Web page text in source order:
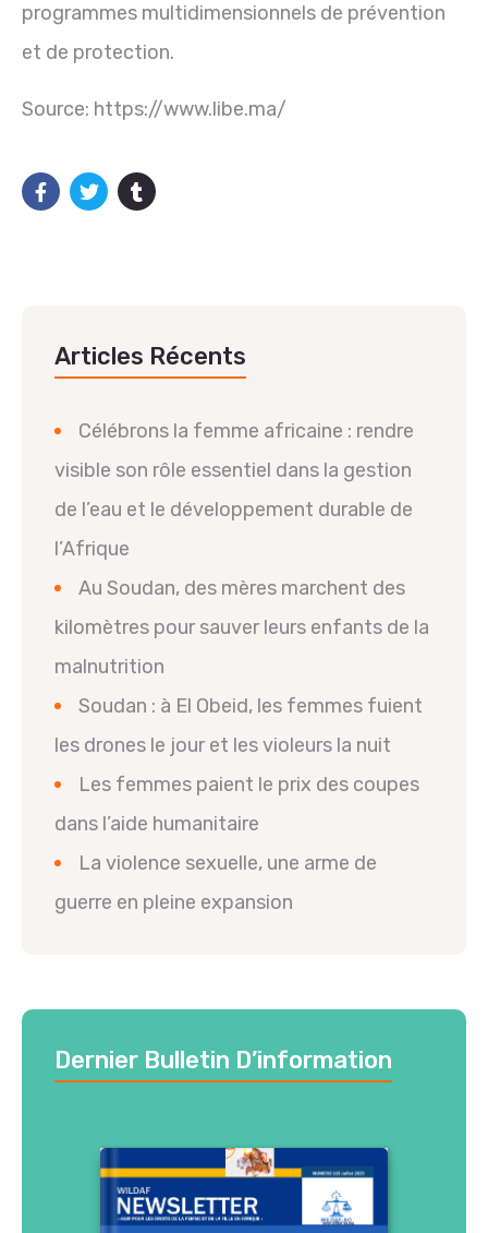
programmes multidimensionnels de prévention
et de protection.
Source: https://www.libe.ma/
Articles Récents
Célébrons la femme africaine : rendre
visible son rôle essentiel dans la gestion
de l’eau et le développement durable de
l’Afrique
Au Soudan, des mères marchent des
kilomètres pour sauver leurs enfants de la
malnutrition
Soudan : à El Obeid, les femmes fuient
les drones le jour et les violeurs la nuit
Les femmes paient le prix des coupes
dans l’aide humanitaire
La violence sexuelle, une arme de
guerre en pleine expansion
Dernier Bulletin D’information